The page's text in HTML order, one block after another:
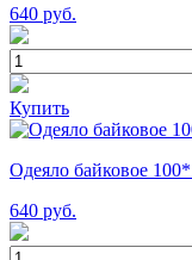
640 руб.
Купить
Одеяло байковое
640 руб.